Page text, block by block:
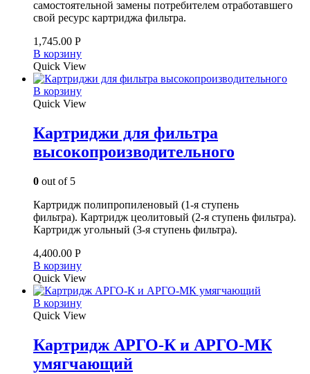
самостоятельной замены потребителем отработавшего
свой ресурс картриджа фильтра.
1,745.00 Р
В корзину
Quick View
В корзину
Quick View
Картриджи для фильтра
высокопроизводительного
0 out of 5
Картридж полипропиленовый (1-я ступень
фильтра). Картридж цеолитовый (2-я ступень фильтра).
Картридж угольный (3-я ступень фильтра).
4,400.00 Р
В корзину
Quick View
В корзину
Quick View
Картридж АРГО-К и АРГО-МК
умягчающий